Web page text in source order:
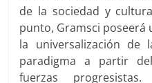
de la sociedad y
punto, Gramsci poseerá
la universalización de
paradigma a partir
fuerzas progresistas.